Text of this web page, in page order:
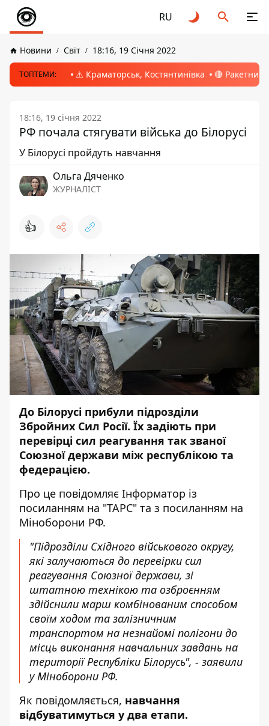
RU
Новини Світ 18:16, 19 Січня 2022
ТОПТЕМИ: ⚠️ Краматорськ, Костянтинівка 🔴 Ракетний
18:16, 19 січня 2022
РФ почала стягувати війська до Білорусі
У Білорусі пройдуть навчання
Ольга Дяченко
ЖУРНАЛІСТ
👍
До Білорусі прибули підрозділи
Збройних Сил Росії. Їх задіють при
перевірці сил реагування так званої
Союзної держави між республікою та
федерацією.
Про це повідомляє Інформатор із
посиланням на "ТАРС" та з посиланням на
Міноборони РФ.
"Підрозділи Східного військового округу,
які залучаються до перевірки сил
реагування Союзної держави, зі
штатною технікою та озброєнням
здійснили марш комбінованим способом
своїм ходом та залізничним
транспортом на незнайомі полігони до
місць виконання навчальних завдань на
території Республіки Білорусь", - заявили
у Міноборони РФ.
Як повідомляється, навчання
відбуватимуться у два етапи.